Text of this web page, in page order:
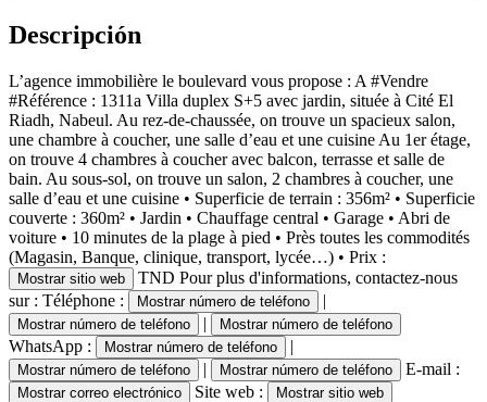
Descripción
L’agence immobilière le boulevard vous propose : A #Vendre
#Référence : 1311a Villa duplex S+5 avec jardin, située à Cité El
Riadh, Nabeul. Au rez-de-chaussée, on trouve un spacieux salon,
une chambre à coucher, une salle d’eau et une cuisine Au 1er étage,
on trouve 4 chambres à coucher avec balcon, terrasse et salle de
bain. Au sous-sol, on trouve un salon, 2 chambres à coucher, une
salle d’eau et une cuisine • Superficie de terrain : 356m² • Superficie
couverte : 360m² • Jardin • Chauffage central • Garage • Abri de
voiture • 10 minutes de la plage à pied • Près toutes les commodités
(Magasin, Banque, clinique, transport, lycée…) • Prix :
Mostrar sitio web
TND Pour plus d'informations, contactez-nous
sur : Téléphone :
Mostrar número de teléfono |
Mostrar número de teléfono | Mostrar número de teléfono
WhatsApp : Mostrar número de teléfono |
Mostrar número de teléfono | Mostrar número de teléfono E-mail :
Mostrar correo electrónico Site web : Mostrar sitio web